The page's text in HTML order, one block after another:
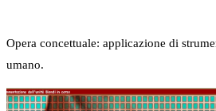
Opera concettuale: applicazione di
umano.